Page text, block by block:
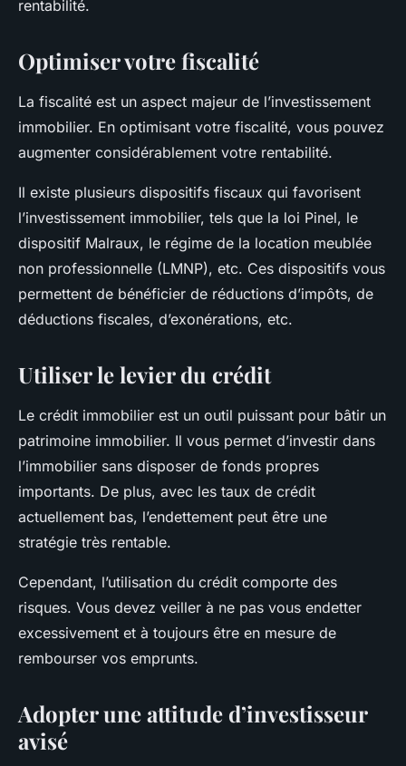
rentabilité.
Optimiser votre fiscalité
La fiscalité est un aspect majeur de l’investissement
immobilier. En optimisant votre fiscalité, vous pouvez
augmenter considérablement votre rentabilité.
Il existe plusieurs dispositifs fiscaux qui favorisent
l’investissement immobilier, tels que la loi Pinel, le
dispositif Malraux, le régime de la location meublée
non professionnelle (LMNP), etc. Ces dispositifs vous
permettent de bénéficier de réductions d’impôts, de
déductions fiscales, d’exonérations, etc.
Utiliser le levier du crédit
Le crédit immobilier est un outil puissant pour bâtir un
patrimoine immobilier. Il vous permet d’investir dans
l’immobilier sans disposer de fonds propres
importants. De plus, avec les taux de crédit
actuellement bas, l’endettement peut être une
stratégie très rentable.
Cependant, l’utilisation du crédit comporte des
risques. Vous devez veiller à ne pas vous endetter
excessivement et à toujours être en mesure de
rembourser vos emprunts.
Adopter une attitude d’investisseur
avisé